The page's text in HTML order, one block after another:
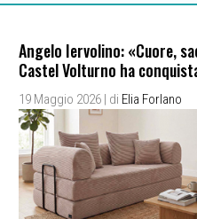
Angelo Iervolino: «Cuore,
Castel Volturno ha
19 Maggio 2026 | di Elia Forlano